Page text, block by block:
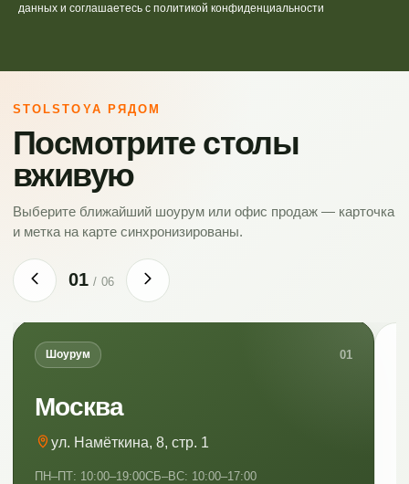
данных и соглашаетесь c политикой конфиденциальности
STOLSTOYA РЯДОМ
Посмотрите столы
вживую
Выберите ближайший шоурум или офис продаж — карточка
и метка на карте синхронизированы.
01 / 06
Шоурум 01
Москва
ул. Намёткина, 8, стр. 1
ПН–ПТ: 10:00–19:00СБ–ВС: 10:00–17:00